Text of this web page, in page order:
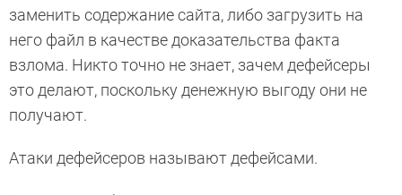
заменить содержание сайта, либо загрузить на
него файл в качестве доказательства факта
взлома. Никто точно не знает, зачем дефейсеры
это делают, поскольку денежную выгоду они не
получают.
Атаки дефейсеров называют дефейсами.